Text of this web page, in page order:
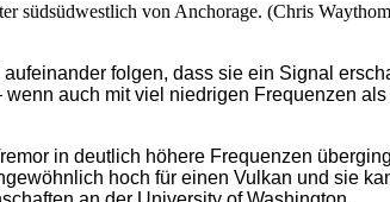
südsüdwestlich von Anchorage. (Chris
folgen, dass sie ein Signal
auch mit viel niedrigen Frequenzen
in deutlich höhere Frequenzen
hoch für einen Vulkan und sie